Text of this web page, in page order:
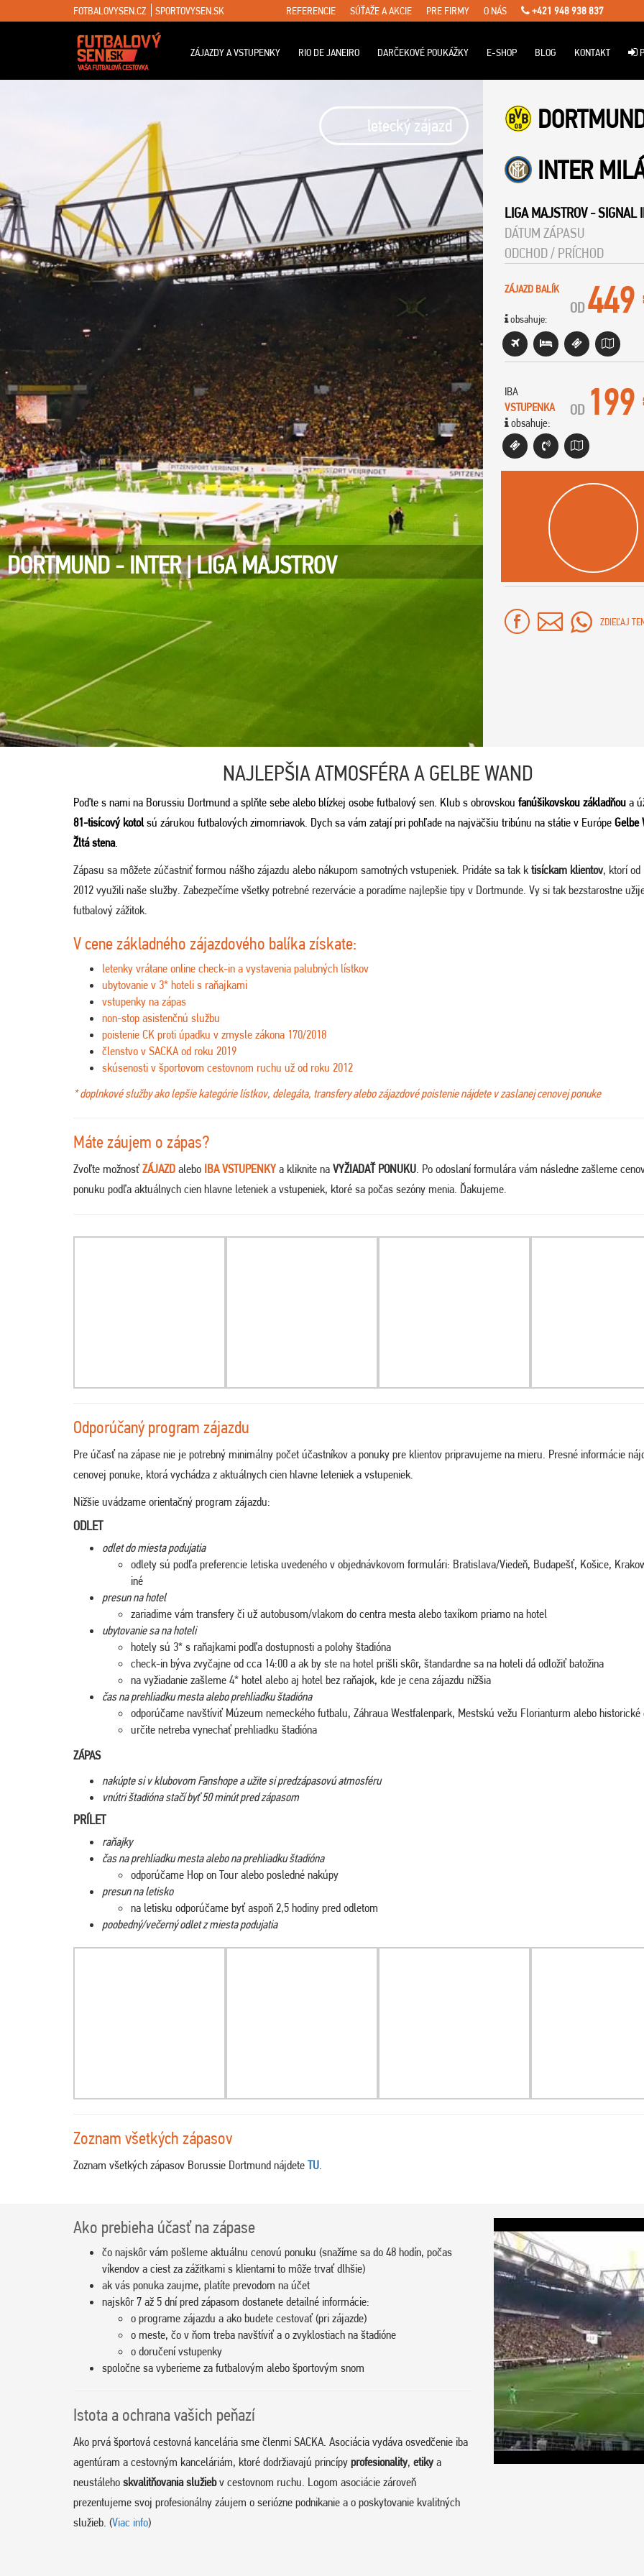
FOTBALOVYSEN.CZ SPORTOVYSEN.SK REFERENCIE SÚŤAŽE A AKCIE PRE FIRMY O NÁS +421 948 938 837
ZÁJAZDY A VSTUPENKY RIO DE JANEIRO DARČEKOVÉ POUKÁŽKY E-SHOP BLOG KONTAKT
letecký zájazd
DORTMUND - INTER | LIGA MAJSTROV
INTER
LIGA MAJSTROV-SIGNAL
DÁTUM ZÁPASU
ODCHOD / PRÍCHOD
ZÁJAZD BALÍK
obsahuje:
OD 449
IBA
VSTUPENKA
obsahuje:
OD 199
ZDIEĽAJ
NAJLEPŠIA ATMOSFÉRA A GELBE WAND
Poďte s nami na Borussiu Dortmund a splňte sebe alebo blízkej osobe futbalový sen. Klub s obrovskou fanúšikovskou základňou a
81-tisícový kotolsú zárukou futbalových zimomriavok. Dych sa vám zatají pri pohľade na najväčšiu tribúnu na státie v Európe Gelbe
Žltá stena.
Zápasu sa môžete zúčastniť formou nášho zájazdu alebo nákupom samotných vstupeniek. Pridáte sa tak ktisíckam klientov, ktorí od
2012 využili naše služby. Zabezpečíme všetky potrebné rezervácie a poradíme najlepšie tipy v Dortmunde. Vy si tak bezstarostne
futbalový zážitok.
V cene základného zájazdového balíka získate:
letenky vrátane online check-in a vystavenia palubných lístkov
ubytovanie v 3* hoteli s raňajkami
vstupenky na zápas
non-stop asistenčnú službu
poistenie CK proti úpadku v zmysle zákona 170/2018
členstvo v SACKA od roku 2019
skúsenosti v športovom cestovnom ruchu už od roku 2012
* doplnkové služby ako lepšie kategórie lístkov, delegáta, transfery alebo zájazdové poistenie nájdete v zaslanej cenovej ponuke
Máte záujem o zápas?
Zvoľte možnosťZÁJAZD alebo IBA VSTUPENKY a kliknite na VYŽIADAŤ PONUKU. Po odoslaní formulára vám následne zašleme
ponuku podľa aktuálnych cien hlavne leteniek a vstupeniek, ktoré sa počas sezóny menia. Ďakujeme.
Odporúčaný program zájazdu
Pre účasť na zápase nie je potrebný minimálny počet účastníkov a ponuky pre klientov pripravujeme na mieru. Presné informácie
cenovej ponuke, ktorá vychádza z aktuálnych cien hlavne leteniek a vstupeniek.
Nižšie uvádzame orientačný program zájazdu:
ODLET
odlet do miesta podujatia
odlety sú podľa preferencie letiska uvedeného v objednávkovom formulári: Bratislava/Viedeň, Budapešť, Košice,
iné
presun na hotel
zariadime vám transfery či už autobusom/vlakom do centra mesta alebo taxíkom priamo na hotel
ubytovanie sa na hoteli
hotely sú 3* s raňajkami podľa dostupnosti a polohy štadióna
check-in býva zvyčajne od cca 14:00 a ak by ste na hotel prišli skôr, štandardne sa na hoteli dá odložiť batožina
na vyžiadanie zašleme 4* hotel alebo aj hotel bez raňajok, kde je cena zájazdu nižšia
čas na prehliadku mesta alebo prehliadku štadióna
odporúčame navštíviť Múzeum nemeckého futbalu, Záhraua Westfalenpark, Mestskú vežu Florianturm alebo historické
určite netreba vynechať prehliadku štadióna
ZÁPAS
nakúpte si v klubovom Fanshope a užite si predzápasovú atmosféru
vnútri štadióna stačí byť 50 minút pred zápasom
PRÍLET
raňajky
čas na prehliadku mesta alebo na prehliadku štadióna
odporúčame Hop on Tour alebo posledné nakúpy
presun na letisko
na letisku odporúčame byť aspoň 2,5 hodiny pred odletom
poobedný/večerný odlet z miesta podujatia
Zoznam všetkých zápasov
Zoznam všetkých zápasov Borussie Dortmund nájdete TU
Ako prebieha účasť na zápase
čo najskôr vám pošleme aktuálnu cenovú ponuku (snažíme sa do 48 hodín, počas
víkendov a ciest za zážitkami s klientami to môže trvať dlhšie)
ak vás ponuka zaujme, platíte prevodom na účet
najskôr 7 až 5 dní pred zápasom dostanete detailné informácie:
o programe zájazdu a ako budete cestovať (pri zájazde)
o meste, čo v ňom treba navštíviť a o zvyklostiach na štadióne
o doručení vstupenky
spoločne sa vyberieme za futbalovým alebo športovým snom
Istota a ochrana vašich peňazí
Ako prvá športová cestovná kancelária sme členmi SACKA. Asociácia vydáva osvedčenie iba
agentúram a cestovným kanceláriám, ktoré dodržiavajú princípy profesionality, etikya
neustáleho skvalitňovania služiebv cestovnom ruchu. Logom asociácie zároveň
prezentujeme svoj profesionálny záujem o seriózne podnikanie a o poskytovanie kvalitných
služieb. (Viac info)